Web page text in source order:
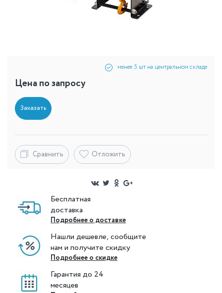
менее 5 шт на центральном складе
Цена по запросу
Заказать
Сравнить Отложить
Бесплатная
доставка
Подробнее о доставке
Нашли дешевле, сообщите
нам и получите скидку
Подробнее о скидке
Гарантия до 24
месяцев